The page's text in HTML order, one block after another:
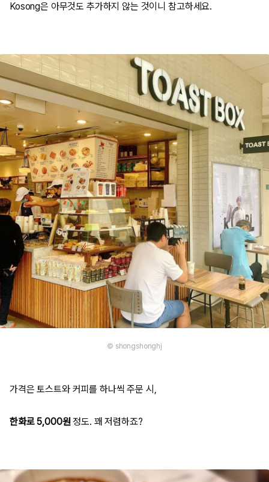
Kosong은 아무것도 추가하지 않는 것이니 참고하세요.
© shongshonghj
가격은 토스트와 커피를 하나씩 주문 시,
한화로 5,000원정도. 꽤 저렴하죠?